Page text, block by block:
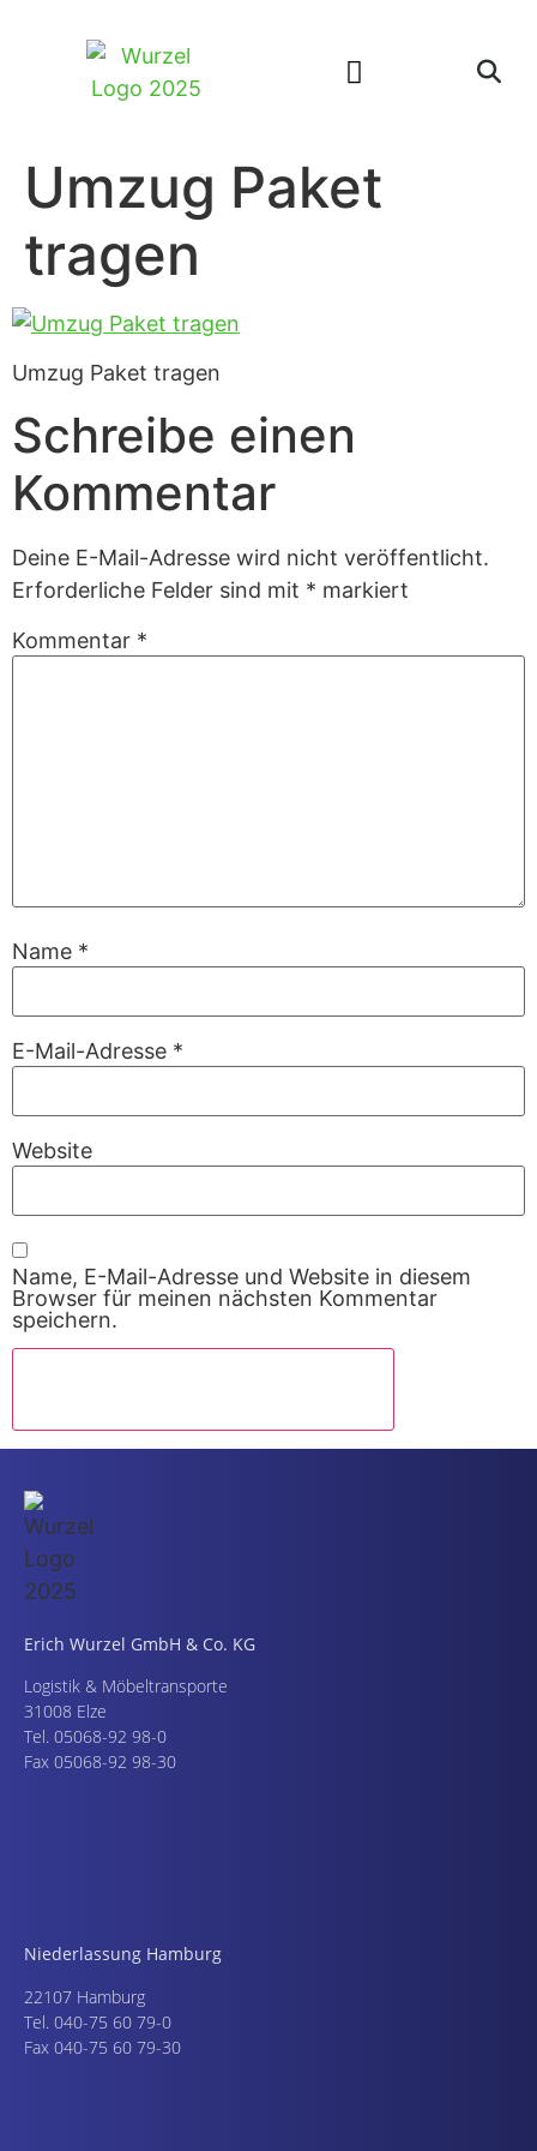
Umzug Paket
tragen
Umzug Paket tragen
Schreibe einen
Kommentar
Deine E-Mail-Adresse wird nicht veröffentlicht.
Erforderliche Felder sind mit * markiert
Kommentar *
Name *
E-Mail-Adresse *
Website
Name, E-Mail-Adresse und Website in diesem
Browser für meinen nächsten Kommentar
speichern.
Erich Wurzel GmbH & Co. KG
Logistik & Möbeltransporte
31008 Elze
Tel. 05068-92 98-0
Fax 05068-92 98-30
Niederlassung Hamburg
22107 Hamburg
Tel. 040-75 60 79-0
Fax 040-75 60 79-30